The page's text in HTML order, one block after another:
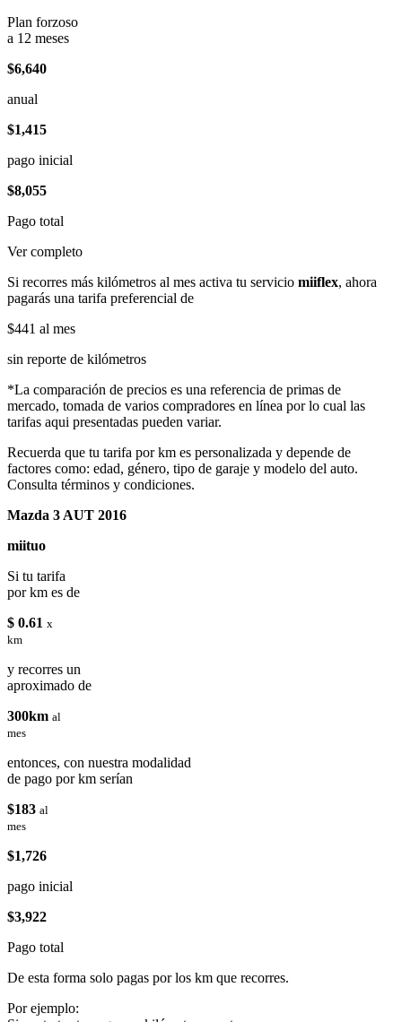
Plan forzoso
a 12 meses
$6,640
anual
$1,415
pago inicial
$8,055
Pago total
Ver completo
Si recorres más kilómetros al mes activa tu servicio miiflex, ahora
pagarás una tarifa preferencial de
$441 al mes
sin reporte de kilómetros
*La comparación de precios es una referencia de primas de
mercado, tomada de varios compradores en línea por lo cual las
tarifas aqui presentadas pueden variar.
Recuerda que tu tarifa por km es personalizada y depende de
factores como: edad, género, tipo de garaje y modelo del auto.
Consulta términos y condiciones.
Mazda 3 AUT 2016
miituo
Si tu tarifa
por km es de
$ 0.61 x
km
y recorres un
aproximado de
300km al
mes
entonces, con nuestra modalidad
de pago por km serían
$183 al
mes
$1,726
pago inicial
$3,922
Pago total
De esta forma solo pagas por los km que recorres.
Por ejemplo: